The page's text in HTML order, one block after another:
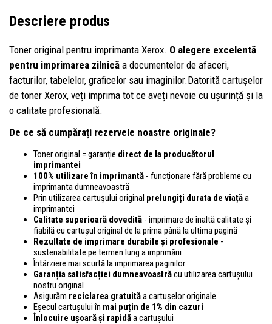
Descriere produs
Toner original pentru imprimanta Xerox. O alegere excelentă
pentru imprimarea zilnică a documentelor de afaceri,
facturilor, tabelelor, graficelor sau imaginilor.Datorită cartușelor
de toner Xerox, veți imprima tot ce aveți nevoie cu ușurință și la
o calitate profesională.
De ce să cumpărați rezervele noastre originale?
Toner original = garanție direct de la producătorul
imprimantei
100% utilizare în imprimantă - funcționare fără probleme cu
imprimanta dumneavoastră
Prin utilizarea cartușului original prelungiți durata de viațăa
imprimantei
Calitate superioară dovedită - imprimare de înaltă calitate și
fiabilă cu cartușul original de la prima până la ultima pagină
Rezultate de imprimare durabile și profesionale -
sustenabilitate pe termen lung a imprimării
Întârziere mai scurtă la imprimarea paginilor
Garanția satisfacției dumneavoastrăcu utilizarea cartușului
nostru original
Asigurăm reciclarea gratuităa cartușelor originale
Eșecul cartușului în mai puțin de 1% din cazuri
Înlocuire ușoară și rapidăa cartușului